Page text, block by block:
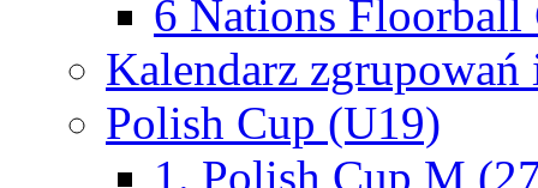
6 Nations Floorball
Kalendarz
Polish Cup (U19)
1. Polish Cup M